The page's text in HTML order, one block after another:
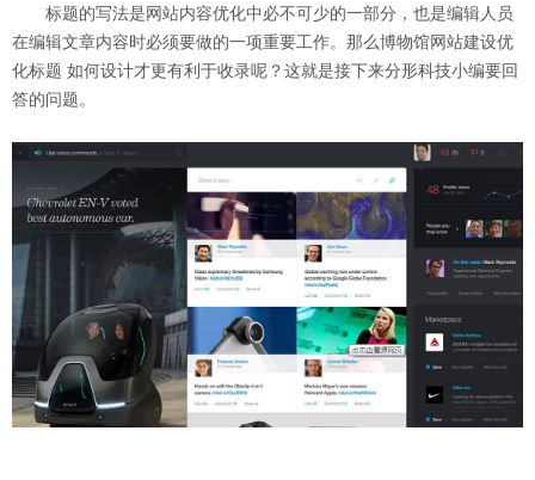
标题的写法是网站内容优化中必不可少的一部分，也是编辑人员
在编辑文章内容时必须要做的一项重要工作。那么博物馆网站建设优
化标题 如何设计才更有利于收录呢？这就是接下来分形科技小编要回
答的问题。